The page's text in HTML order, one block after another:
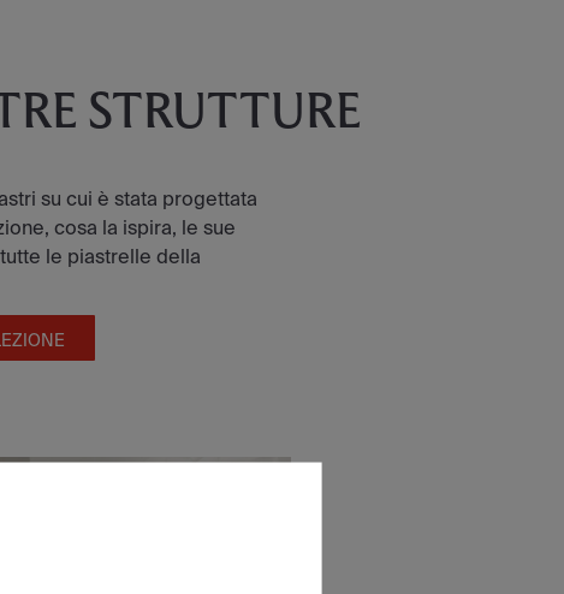
STRUTTURE
su cui è stata progettata
cosa la ispira, le sue
le piastrelle della